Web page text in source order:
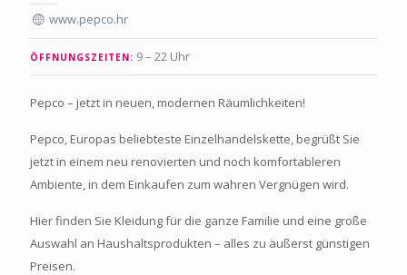
www.pepco.hr
ÖFFNUNGSZEITEN: 9 – 22 Uhr
Pepco – jetzt in neuen, modernen Räumlichkeiten!
Pepco, Europas beliebteste Einzelhandelskette, begrüßt Sie
jetzt in einem neu renovierten und noch komfortableren
Ambiente, in dem Einkaufen zum wahren Vergnügen wird.
Hier finden Sie Kleidung für die ganze Familie und eine große
Auswahl an Haushaltsprodukten – alles zu äußerst günstigen
Preisen.